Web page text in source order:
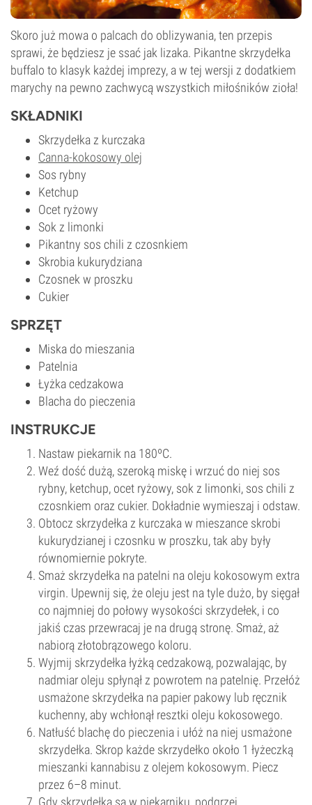
Skoro już mowa o palcach do oblizywania, ten przepis
sprawi, że będziesz je ssać jak lizaka. Pikantne skrzydełka
buffalo to klasyk każdej imprezy, a w tej wersji z dodatkiem
marychy na pewno zachwycą wszystkich miłośników zioła!
SKŁADNIKI
Skrzydełka z kurczaka
Canna-kokosowy olej
Sos rybny
Ketchup
Ocet ryżowy
Sok z limonki
Pikantny sos chili z czosnkiem
Skrobia kukurydziana
Czosnek w proszku
Cukier
SPRZĘT
Miska do mieszania
Patelnia
Łyżka cedzakowa
Blacha do pieczenia
INSTRUKCJE
Nastaw piekarnik na 180ºC.
Weź dość dużą, szeroką miskę i wrzuć do niej sos
rybny, ketchup, ocet ryżowy, sok z limonki, sos chili z
czosnkiem oraz cukier. Dokładnie wymieszaj i odstaw.
Obtocz skrzydełka z kurczaka w mieszance skrobi
kukurydzianej i czosnku w proszku, tak aby były
równomiernie pokryte.
Smaż skrzydełka na patelni na oleju kokosowym extra
virgin. Upewnij się, że oleju jest na tyle dużo, by sięgał
co najmniej do połowy wysokości skrzydełek, i co
jakiś czas przewracaj je na drugą stronę. Smaż, aż
nabiorą złotobrązowego koloru.
Wyjmij skrzydełka łyżką cedzakową, pozwalając, by
nadmiar oleju spłynął z powrotem na patelnię. Przełóż
usmażone skrzydełka na papier pakowy lub ręcznik
kuchenny, aby wchłonął resztki oleju kokosowego.
Natłuść blachę do pieczenia i ułóż na niej usmażone
skrzydełka. Skrop każde skrzydełko około 1 łyżeczką
mieszanki kannabisu z olejem kokosowym. Piecz
przez 6–8 minut.
Gdy skrzydełka są w piekarniku, podgrzej